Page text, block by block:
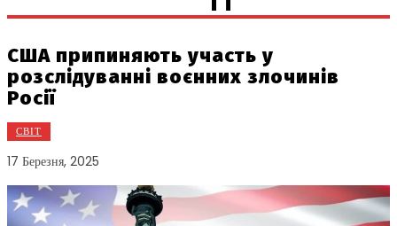
США припиняють участь у
розслідуванні воєнних злочинів
Росії
СВІТ
17 Березня, 2025